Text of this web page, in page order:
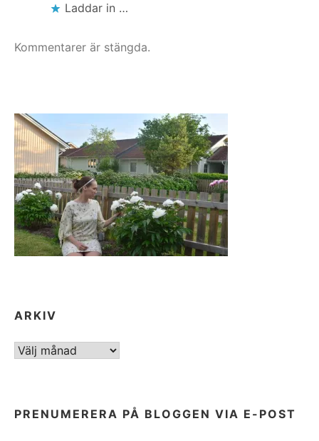
Laddar in …
Kommentarer är stängda.
ARKIV
ARKIV
PRENUMERERA PÅ BLOGGEN VIA E-POST